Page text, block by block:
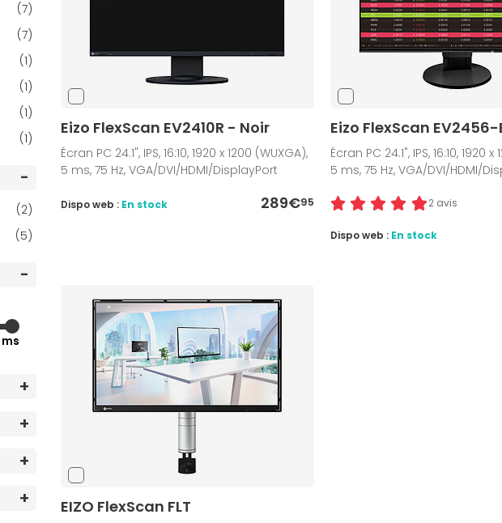
(1)
(1)
(3)
(5)
(7)
(7)
(1)
(1)
(1)
(1)
(2)
(5)
ms
Eizo FlexScan EV2410R - Noir
Écran PC 24.1", IPS, 16:10, 1920 x 1200 (WUXGA),
5 ms, 75 Hz, VGA/DVI/HDMI/DisplayPort
289€95
Dispo web : En stock
Eizo FlexScan EV2456-
Écran PC 24.1", IPS, 16:10, 1920 x
5 ms, 75 Hz, VGA/DVI/HDMI/
2 avis
Dispo web : En stock
EIZO FlexScan FLT